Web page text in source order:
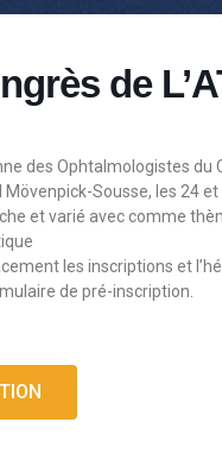
de
des Ophtalmologistes
Mövenpick-Sousse, les 24
et varié avec comme
les inscriptions et
de pré-inscription.